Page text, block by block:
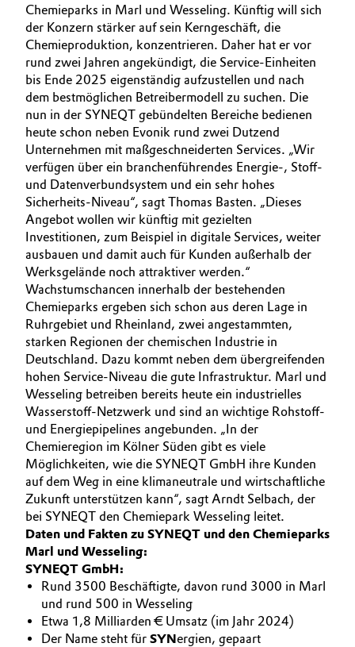
Chemieparks in Marl und Wesseling. Künftig will sich
der Konzern stärker auf sein Kerngeschäft, die
Chemieproduktion, konzentrieren. Daher hat er vor
rund zwei Jahren angekündigt, die Service-Einheiten
bis Ende 2025 eigenständig aufzustellen und nach
dem bestmöglichen Betreibermodell zu suchen. Die
nun in der SYNEQT gebündelten Bereiche bedienen
heute schon neben Evonik rund zwei Dutzend
Unternehmen mit maßgeschneiderten Services. „Wir
verfügen über ein branchenführendes Energie-, Stoff-
und Datenverbundsystem und ein sehr hohes
Sicherheits-Niveau“, sagt Thomas Basten. „Dieses
Angebot wollen wir künftig mit gezielten
Investitionen, zum Beispiel in digitale Services, weiter
ausbauen und damit auch für Kunden außerhalb der
Werksgelände noch attraktiver werden.“
Wachstumschancen innerhalb der bestehenden
Chemieparks ergeben sich schon aus deren Lage in
Ruhrgebiet und Rheinland, zwei angestammten,
starken Regionen der chemischen Industrie in
Deutschland. Dazu kommt neben dem übergreifenden
hohen Service-Niveau die gute Infrastruktur. Marl und
Wesseling betreiben bereits heute ein industrielles
Wasserstoff-Netzwerk und sind an wichtige Rohstoff-
und Energiepipelines angebunden. „In der
Chemieregion im Kölner Süden gibt es viele
Möglichkeiten, wie die SYNEQT GmbH ihre Kunden
auf dem Weg in eine klimaneutrale und wirtschaftliche
Zukunft unterstützen kann“, sagt Arndt Selbach, der
bei SYNEQT den Chemiepark Wesseling leitet.
Daten und Fakten zu SYNEQT und den Chemieparks
Marl und Wesseling:
SYNEQT GmbH:
Rund 3500 Beschäftigte, davon rund 3000 in Marl
und rund 500 in Wesseling
Etwa 1,8 Milliarden € Umsatz (im Jahr 2024)
Der Name steht für SYNergien, gepaart